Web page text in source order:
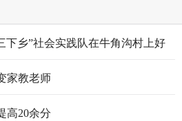
下乡”社会实践队在牛角沟村上好
家教老师
高20余分